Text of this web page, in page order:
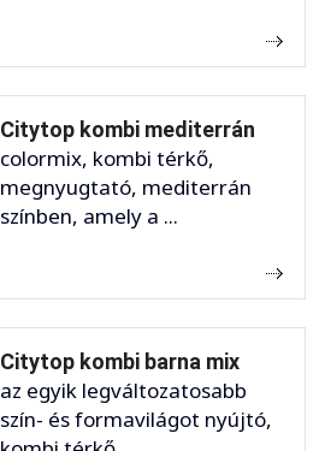
Citytop kombi mediterrán
colormix, kombi térkő,
megnyugtató, mediterrán
színben, amely a ...
Citytop kombi barna mix
az egyik legváltozatosabb
szín- és formavilágot nyújtó,